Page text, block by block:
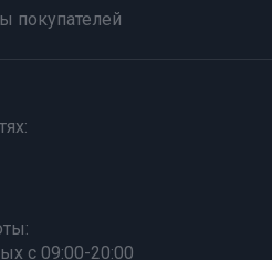
покупателей
с 09:00-20:00